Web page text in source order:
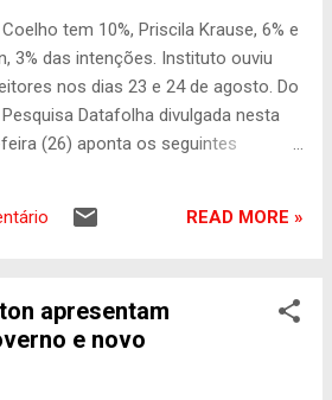
Brasil com base em
fornecidas pelo Comitê
Brasileiro. Entre os acidentados,
(49) é vítima de acidente de
moto ou atropelamento).
atletas têm sequelas de lesões
ficaram pa...
tem 10%, Priscila Krause, 6% e
3% das intenções. Instituto ouviu
nos dias 23 e 24 de agosto. Do
Pesquisa Datafolha divulgada nesta
(26) aponta os seguintes
32% - Geraldo Julio ( PSB ) – 28% -
- Carlos Augusto Costa ( PV ) – 1%
nulo – 13% - Não sabe/não
– 7% Os candidatos Pantaleão (
READ MORE »
apresentam
e novo